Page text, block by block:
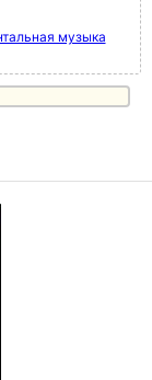
музыка